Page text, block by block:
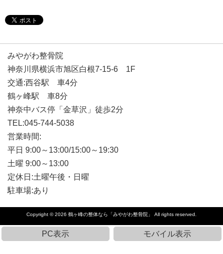
みやがわ整骨院
神奈川県横浜市旭区白根7-15-6 1F
交通:西谷駅 車4分
鶴ヶ峰駅 車8分
神奈中バス停「金草沢」徒歩2分
TEL:045-744-5038
営業時間:
平日 9:00～13:00/15:00～19:30
土曜 9:00～13:00
定休日:土曜午後・日曜
駐車場:あり
Copyright © 2026 鶴ヶ峰の整体なら「みやがわ整骨院」 All rights reserved.
PC表示 モバイル表示